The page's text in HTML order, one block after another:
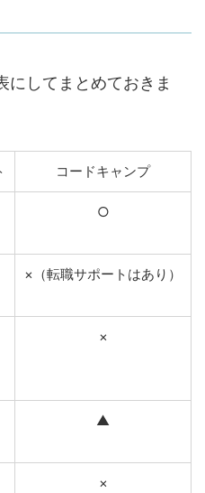
にしてまとめておきま
コードキャンプ
○
×（転職サポートはあり）
×
▲
×